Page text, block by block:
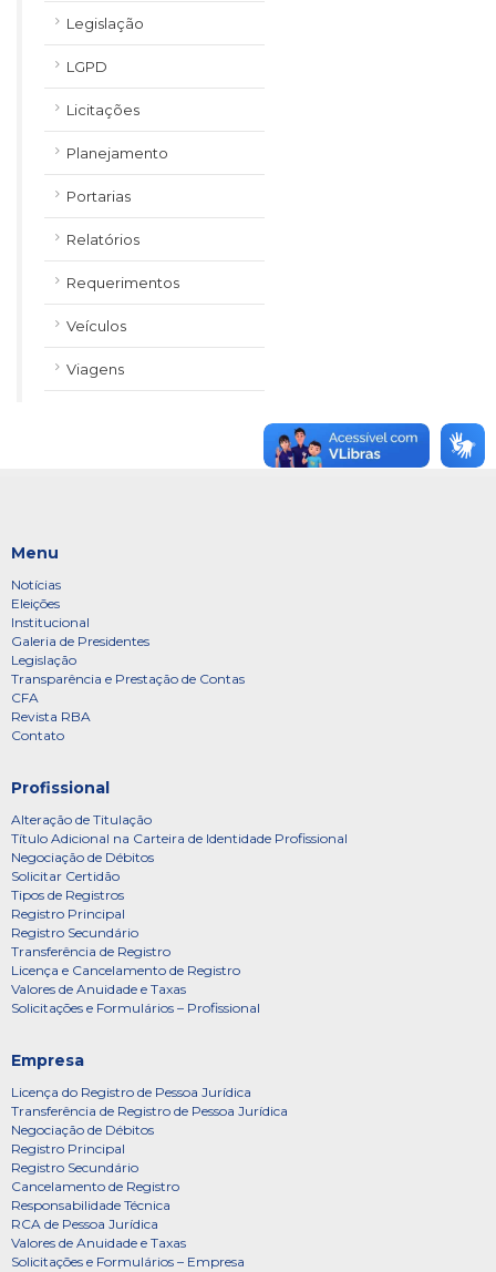
Legislação
LGPD
Licitações
Planejamento
Portarias
Relatórios
Requerimentos
Veículos
Viagens
Menu
Notícias
Eleições
Institucional
Galeria de Presidentes
Legislação
Transparência e Prestação de Contas
CFA
Revista RBA
Contato
Profissional
Alteração de Titulação
Título Adicional na Carteira de Identidade Profissional
Negociação de Débitos
Solicitar Certidão
Tipos de Registros
Registro Principal
Registro Secundário
Transferência de Registro
Licença e Cancelamento de Registro
Valores de Anuidade e Taxas
Solicitações e Formulários – Profissional
Empresa
Licença do Registro de Pessoa Jurídica
Transferência de Registro de Pessoa Jurídica
Negociação de Débitos
Registro Principal
Registro Secundário
Cancelamento de Registro
Responsabilidade Técnica
RCA de Pessoa Jurídica
Valores de Anuidade e Taxas
Solicitações e Formulários – Empresa